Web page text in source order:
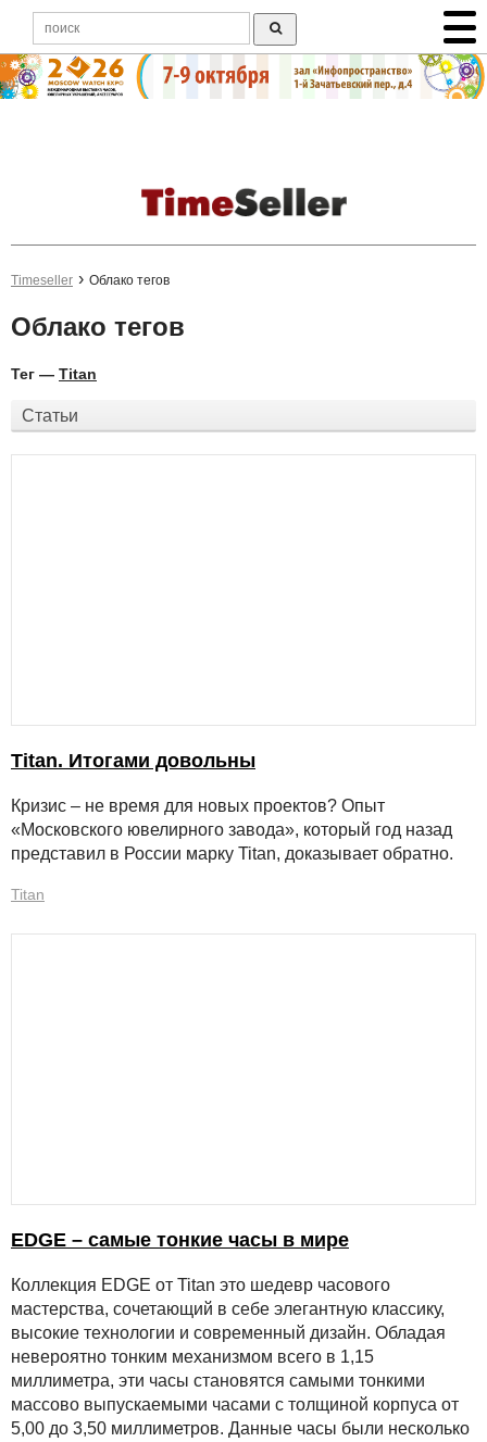
Timeseller Облако тегов
Облако тегов
Тег — Titan
Статьи
Titan. Итогами довольны
Кризис – не время для новых проектов? Опыт
«Московского ювелирного завода», который год назад
представил в России марку Titan, доказывает обратно.
Titan
EDGE – самые тонкие часы в мире
Коллекция EDGE от Titan это шедевр часового
мастерства, сочетающий в себе элегантную классику,
высокие технологии и современный дизайн. Обладая
невероятно тонким механизмом всего в 1,15
миллиметра, эти часы становятся самыми тонкими
массово выпускаемыми часами с толщиной корпуса от
5,00 до 3,50 миллиметров. Данные часы были несколько